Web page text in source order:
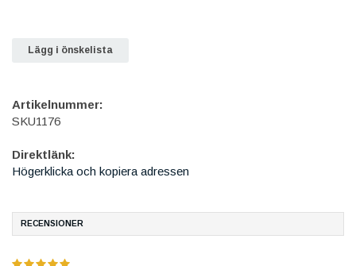
Lägg i önskelista
Artikelnummer:
SKU1176
Direktlänk:
Högerklicka och kopiera adressen
RECENSIONER